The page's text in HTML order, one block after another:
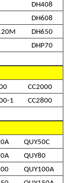
DH408
DH608
DH650
DHP70
CC2000
1
CC2800
QUY50C
QUY80
QUY100A